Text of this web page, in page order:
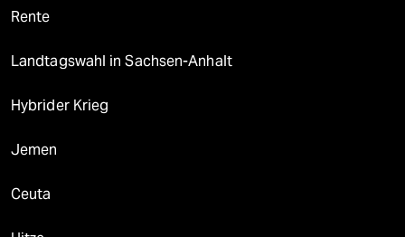
Rente
Landtagswahl in Sachsen-Anhalt
Hybrider Krieg
Jemen
Ceuta